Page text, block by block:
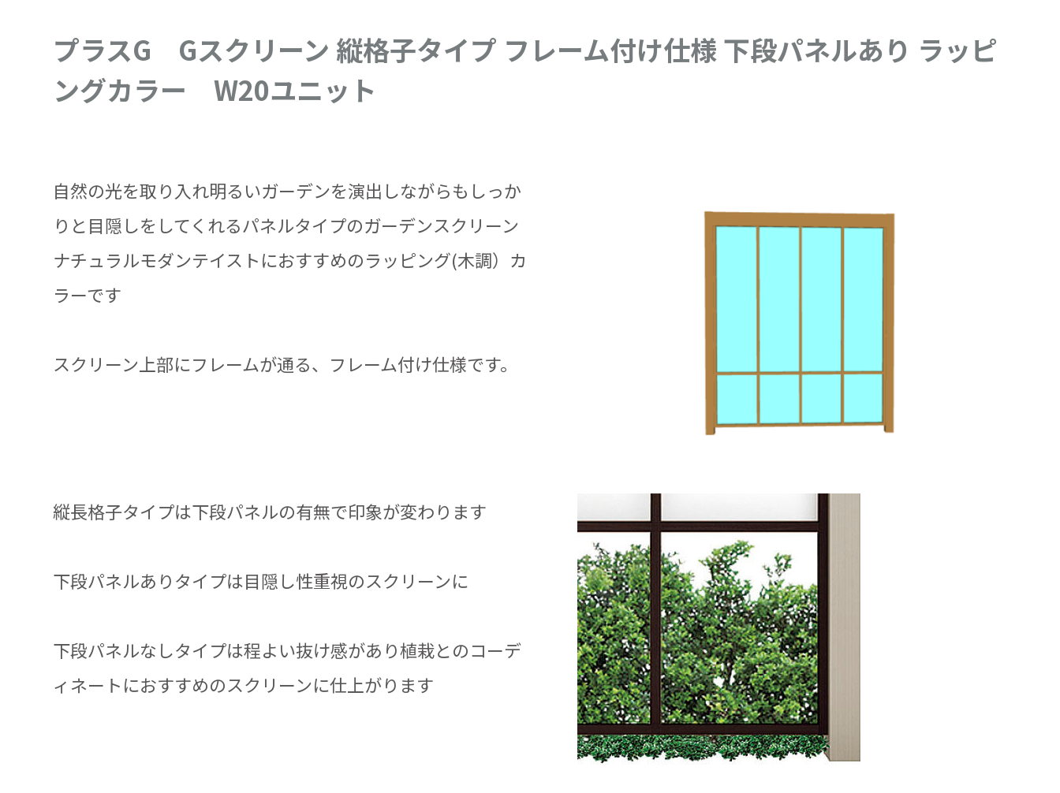
プラスG Gスクリーン 縦格子タイプ フレーム付け仕様 下段パネルあり ラッピ
ングカラー W20ユニット
自然の光を取り入れ明るいガーデンを演出しながらもしっか
りと目隠しをしてくれるパネルタイプのガーデンスクリーン
ナチュラルモダンテイストにおすすめのラッピング(木調）カ
ラーです
スクリーン上部にフレームが通る、フレーム付け仕様です。
縦長格子タイプは下段パネルの有無で印象が変わります
下段パネルありタイプは目隠し性重視のスクリーンに
下段パネルなしタイプは程よい抜け感があり植栽とのコーデ
ィネートにおすすめのスクリーンに仕上がります